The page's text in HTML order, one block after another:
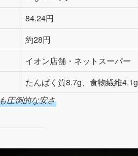
84.24円
約28円
イオン店舗・ネットスーパー
たんぱく質8.7g、食物繊維4.1g
圧倒的な安さ